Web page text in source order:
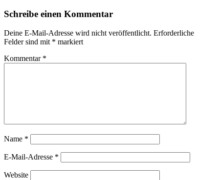
Schreibe einen Kommentar
Deine E-Mail-Adresse wird nicht veröffentlicht. Erforderliche
Felder sind mit * markiert
Kommentar *
Name *
E-Mail-Adresse *
Website